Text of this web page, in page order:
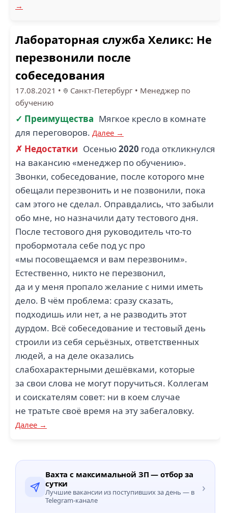
→
Лабораторная служба Хеликс: Не
перезвонили после
собеседования
17.08.2021 • Санкт-Петербург • Менеджер по
обучению
✓ Преимущества Мягкое кресло в комнате
для переговоров. Далее →
✗ Недостатки Осенью2020 года откликнулся
на вакансию «менеджер по обучению».
Звонки, собеседование, после которого мне
обещали перезвонить и не позвонили, пока
сам этого не сделал. Оправдались, что забыли
обо мне, но назначили дату тестового дня.
После тестового дня руководитель что-то
пробормотала себе под ус про
«мы посовещаемся и вам перезвоним».
Естественно, никто не перезвонил,
да и у меня пропало желание с ними иметь
дело. В чём проблема: сразу сказать,
подходишь или нет, а не разводить этот
дурдом. Всё собеседование и тестовый день
строили из себя серьёзных, ответственных
людей, а на деле оказались
слабохарактерными дешёвками, которые
за свои слова не могут поручиться. Коллегам
и соискателям совет: ни в коем случае
не тратьте своё время на эту забегаловку.
Далее →
Вахта с максимальной ЗП — отбор за
сутки
Лучшие вакансии из поступивших за день — в
Telegram-канале
›